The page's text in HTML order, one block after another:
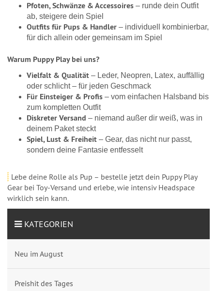
Pfoten, Schwänze & Accessoires – runde dein Outfit
ab, steigere dein Spiel
Outfits für Pups & Handler – individuell kombinierbar,
für dich allein oder gemeinsam im Spiel
Warum Puppy Play bei uns?
Vielfalt & Qualität – Leder, Neopren, Latex, auffällig
oder schlicht – für jeden Geschmack
Für Einsteiger & Profis – vom einfachen Halsband bis
zum kompletten Outfit
Diskreter Versand – niemand außer dir weiß, was in
deinem Paket steckt
Spiel, Lust & Freiheit – Gear, das nicht nur passt,
sondern deine Fantasie entfesselt
Lebe deine Rolle als Pup – bestelle jetzt dein Puppy Play
Gear bei Toy-Versand und erlebe, wie intensiv Headspace
wirklich sein kann.
KATEGORIEN
Neu im August
Preishit des Tages